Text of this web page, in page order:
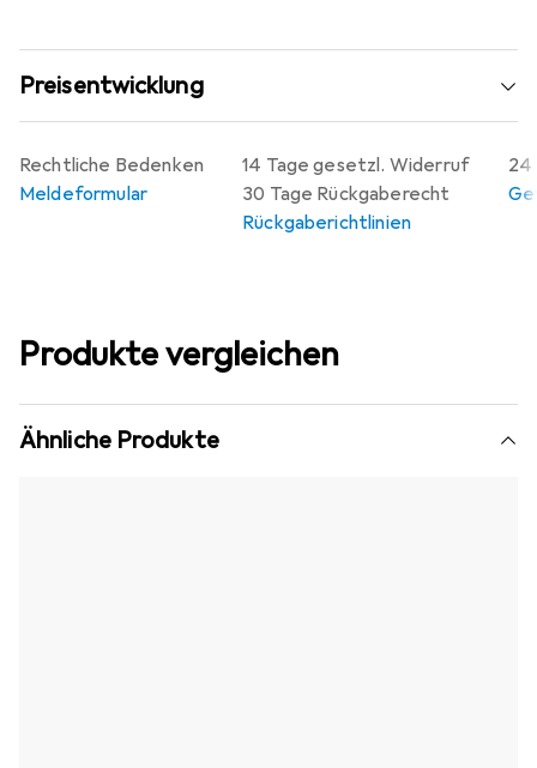
Preisentwicklung
14 Tage gesetzl. Widerruf
30 Tage Rückgaberecht
Rückgaberichtlinien
24
Rechtliche Bedenken
Meldeformular
Produkte vergleichen
Ähnliche Produkte